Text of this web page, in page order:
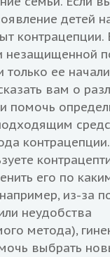
детей
контрацепции.
незащищенной
ее
вам о
помочь
его по
из-за
неудобства
метода),
выбрать